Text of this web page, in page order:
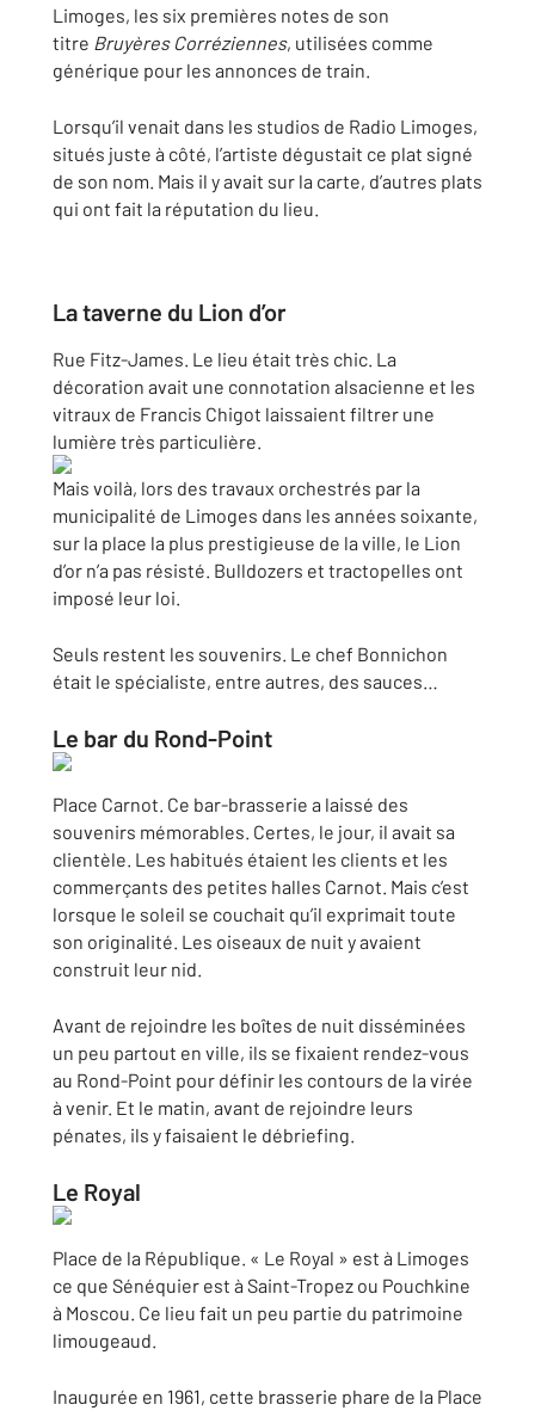
Limoges, les six premières notes de son
titre Bruyères Corréziennes, utilisées comme
générique pour les annonces de train.
Lorsqu’il venait dans les studios de Radio Limoges,
situés juste à côté, l’artiste dégustait ce plat signé
de son nom. Mais il y avait sur la carte, d’autres plats
qui ont fait la réputation du lieu.
La taverne du Lion d’or
Rue Fitz-James. Le lieu était très chic. La
décoration avait une connotation alsacienne et les
vitraux de Francis Chigot laissaient filtrer une
lumière très particulière.
Mais voilà, lors des travaux orchestrés par la
municipalité de Limoges dans les années soixante,
sur la place la plus prestigieuse de la ville, le Lion
d’or n’a pas résisté. Bulldozers et tractopelles ont
imposé leur loi.
Seuls restent les souvenirs. Le chef Bonnichon
était le spécialiste, entre autres, des sauces…
Le bar du Rond-Point
Place Carnot. Ce bar-brasserie a laissé des
souvenirs mémorables. Certes, le jour, il avait sa
clientèle. Les habitués étaient les clients et les
commerçants des petites halles Carnot. Mais c’est
lorsque le soleil se couchait qu’il exprimait toute
son originalité. Les oiseaux de nuit y avaient
construit leur nid.
Avant de rejoindre les boîtes de nuit disséminées
un peu partout en ville, ils se fixaient rendez-vous
au Rond-Point pour définir les contours de la virée
à venir. Et le matin, avant de rejoindre leurs
pénates, ils y faisaient le débriefing.
Le Royal
Place de la République. « Le Royal » est à Limoges
ce que Sénéquier est à Saint-Tropez ou Pouchkine
à Moscou. Ce lieu fait un peu partie du patrimoine
limougeaud.
Inaugurée en 1961, cette brasserie phare de la Place